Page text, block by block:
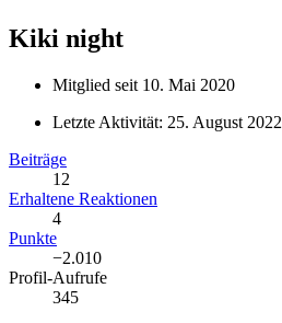
Kiki night
Mitglied seit 10. Mai 2020
Letzte Aktivität: 25. August 2022
Beiträge
12
Erhaltene Reaktionen
4
Punkte
−2.010
Profil-Aufrufe
345